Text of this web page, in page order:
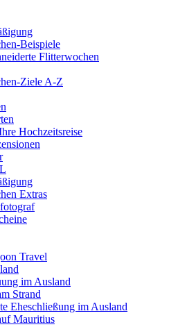
Beispiele
Flitterwochen
Ziele A-Z
Hochzeitsreise
Extras
Travel
im Ausland
Strand
Eheschließung im Ausland
Mauritius